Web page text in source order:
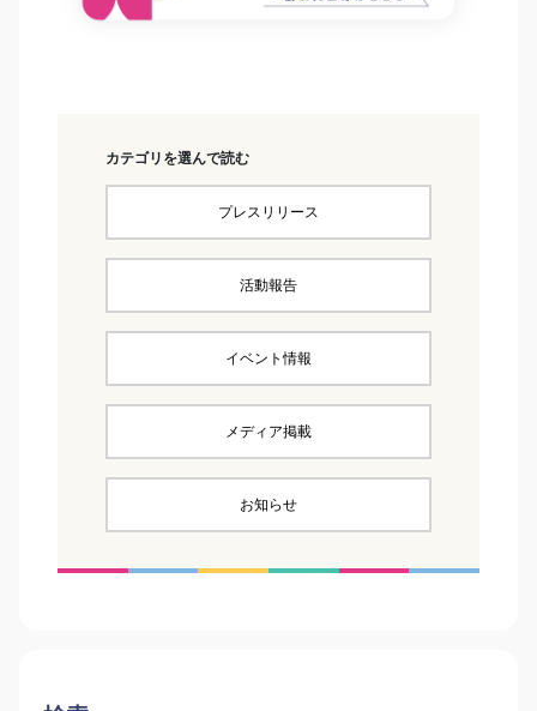
カテゴリを選んで読む
プレスリリース
活動報告
イベント情報
メディア掲載
お知らせ